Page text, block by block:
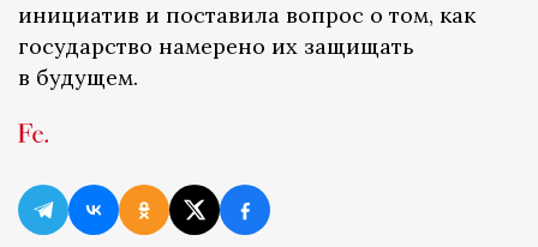
инициатив и поставила вопрос о том, как
государство намерено их защищать
в будущем.